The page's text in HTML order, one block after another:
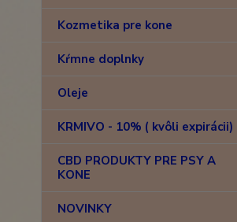
Kozmetika pre kone
Kŕmne doplnky
Oleje
KRMIVO - 10% ( kvôli expirácii)
CBD PRODUKTY PRE PSY A
KONE
NOVINKY